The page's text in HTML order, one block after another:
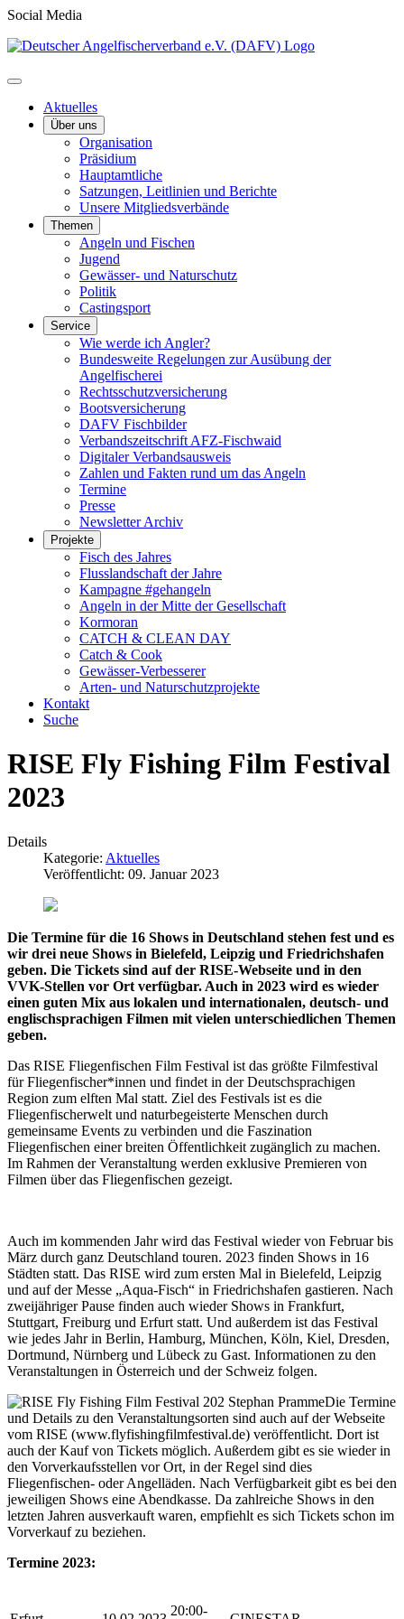
Social Media
Aktuelles
Über uns
Organisation
Präsidium
Hauptamtliche
Satzungen, Leitlinien und Berichte
Unsere Mitgliedsverbände
Themen
Angeln und Fischen
Jugend
Gewässer- und Naturschutz
Politik
Castingsport
Service
Wie werde ich Angler?
Bundesweite Regelungen zur Ausübung der
Angelfischerei
Rechtsschutzversicherung
Bootsversicherung
DAFV Fischbilder
Verbandszeitschrift AFZ-Fischwaid
Digitaler Verbandsausweis
Zahlen und Fakten rund um das Angeln
Termine
Presse
Newsletter Archiv
Projekte
Fisch des Jahres
Flusslandschaft der Jahre
Kampagne #gehangeln
Angeln in der Mitte der Gesellschaft
Kormoran
CATCH & CLEAN DAY
Catch & Cook
Gewässer-Verbesserer
Arten- und Naturschutzprojekte
Kontakt
Suche
RISE Fly Fishing Film Festival
2023
Details
Kategorie: Aktuelles
Veröffentlicht: 09. Januar 2023
Die Termine für die 16 Shows in Deutschland stehen fest und es
wir drei neue Shows in Bielefeld, Leipzig und Friedrichshafen
geben. Die Tickets sind auf der RISE-Webseite und in den
VVK-Stellen vor Ort verfügbar. Auch in 2023 wird es wieder
einen guten Mix aus lokalen und internationalen, deutsch- und
englischsprachigen Filmen mit vielen unterschiedlichen Themen
geben.
Das RISE Fliegenfischen Film Festival ist das größte Filmfestival
für Fliegenfischer*innen und findet in der Deutschsprachigen
Region zum elften Mal statt. Ziel des Festivals ist es die
Fliegenfischerwelt und naturbegeisterte Menschen durch
gemeinsame Events zu verbinden und die Faszination
Fliegenfischen einer breiten Öffentlichkeit zugänglich zu machen.
Im Rahmen der Veranstaltung werden exklusive Premieren von
Filmen über das Fliegenfischen gezeigt.
Auch im kommenden Jahr wird das Festival wieder von Februar bis
März durch ganz Deutschland touren. 2023 finden Shows in 16
Städten statt. Das RISE wird zum ersten Mal in Bielefeld, Leipzig
und auf der Messe „Aqua-Fisch“ in Friedrichshafen gastieren. Nach
zweijähriger Pause finden auch wieder Shows in Frankfurt,
Stuttgart, Freiburg und Erfurt statt. Und außerdem ist das Festival
wie jedes Jahr in Berlin, Hamburg, München, Köln, Kiel, Dresden,
Dortmund, Nürnberg und Lübeck zu Gast. Informationen zu den
Veranstaltungen in Österreich und der Schweiz folgen.
Die Termine
und Details zu den Veranstaltungsorten sind auch auf der Webseite
vom RISE (www.flyfishingfilmfestival.de) veröffentlicht. Dort ist
auch der Kauf von Tickets möglich. Außerdem gibt es sie wieder in
den Vorverkaufsstellen vor Ort, in der Regel sind dies
Fliegenfischen- oder Angelläden. Nach Verfügbarkeit gibt es bei den
jeweiligen Shows eine Abendkasse. Da zahlreiche Shows in den
letzten Jahren ausverkauft waren, empfiehlt es sich Tickets schon im
Vorverkauf zu beziehen.
Termine 2023:
20:00-